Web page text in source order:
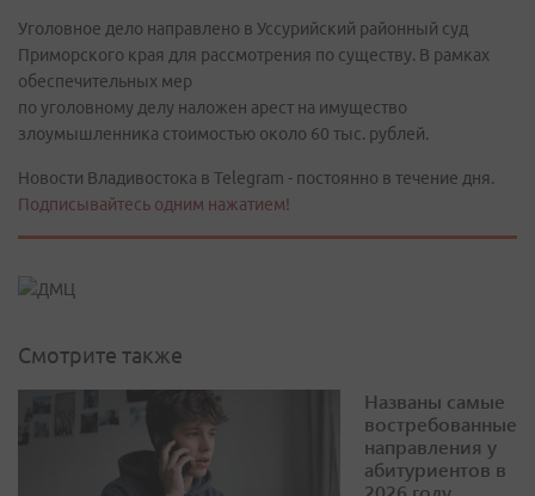
Уголовное дело направлено в Уссурийский районный суд
Приморского края для рассмотрения по существу. В рамках
обеспечительных мер
по уголовному делу наложен арест на имущество
злоумышленника стоимостью около 60 тыс. рублей.
Новости Владивостока в Telegram - постоянно в течение дня.
Подписывайтесь одним нажатием!
Смотрите также
Названы самые
востребованные
направления у
абитуриентов в